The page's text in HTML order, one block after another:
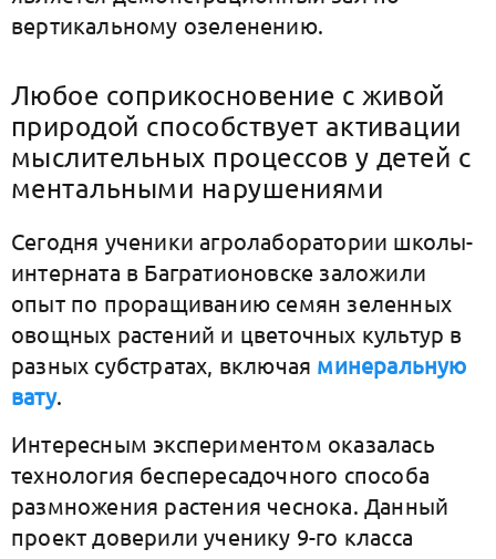
вертикальному озеленению.
Любое соприкосновение с живой
природой способствует активации
мыслительных процессов у детей с
ментальными нарушениями
Сегодня ученики агролаборатории школы-
интерната в Багратионовске заложили
опыт по проращиванию семян зеленных
овощных растений и цветочных культур в
разных субстратах, включая минеральную
вату.
Интересным экспериментом оказалась
технология беспересадочного способа
размножения растения чеснока. Данный
проект доверили ученику 9-го класса